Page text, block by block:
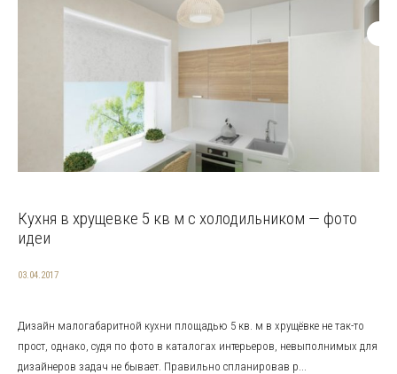
Кухня в хрущевке 5 кв м с холодильником — фото
идеи
03.04.2017
Дизайн малогабаритной кухни площадью 5 кв. м в хрущёвке не так-то
прост, однако, судя по фото в каталогах интерьеров, невыполнимых для
дизайнеров задач не бывает. Правильно спланировав р...